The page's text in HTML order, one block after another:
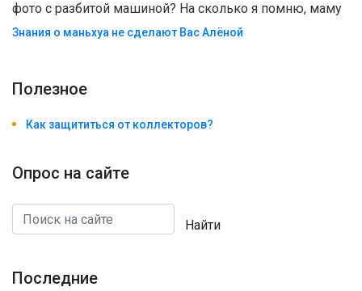
фото с разбитой машиной? На сколько я помню, маму
Знания о маньхуа не сделают Вас Алëной
Полезноe
Как защититься от коллекторов?
Опрос на сайте
Найти
Последние